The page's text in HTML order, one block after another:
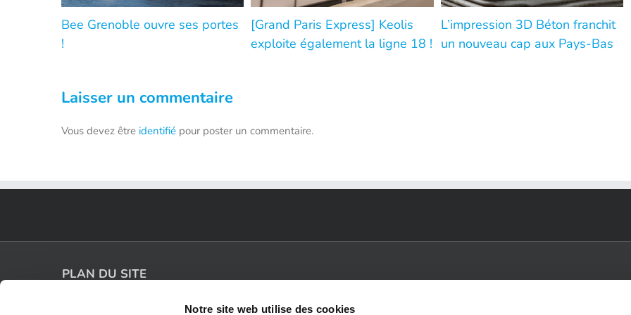
Notre site web utilise des cookies
Bee Grenoble ouvre ses portes
!
[Grand Paris Express] Keolis
exploite également la ligne 18 !
L’impression 3D Béton franchit
un nouveau cap aux Pays-Bas
Laisser un commentaire
Vous devez être identifié pour poster un commentaire.
PLAN DU SITE